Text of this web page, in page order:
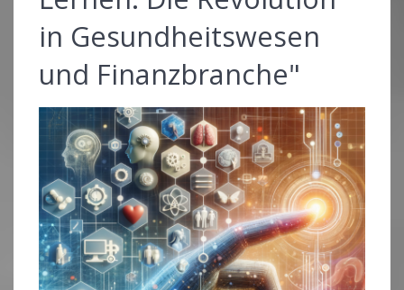
in Gesundheitswesen
und Finanzbranche"